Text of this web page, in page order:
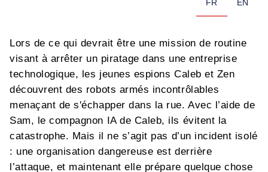
FR EN
Lors de ce qui devrait être une mission de routine
visant à arrêter un piratage dans une entreprise
technologique, les jeunes espions Caleb et Zen
découvrent des robots armés incontrôlables
menaçant de s'échapper dans la rue. Avec l’aide de
Sam, le compagnon IA de Caleb, ils évitent la
catastrophe. Mais il ne s’agit pas d’un incident isolé
: une organisation dangereuse est derrière
l’attaque, et maintenant elle prépare quelque chose